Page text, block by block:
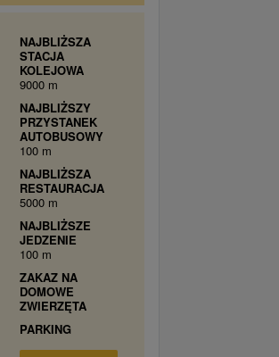
NAJBLIŻSZA
STACJA
KOLEJOWA
9000 m
NAJBLIŻSZY
PRZYSTANEK
AUTOBUSOWY
100 m
NAJBLIŻSZA
RESTAURACJA
5000 m
NAJBLIŻSZE
JEDZENIE
100 m
ZAKAZ NA
DOMOWE
ZWIERZĘTA
PARKING